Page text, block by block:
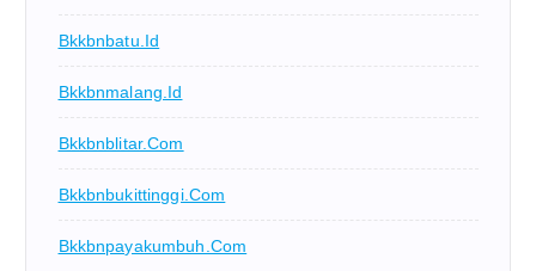
Bkkbnbatu.id
Bkkbnmalang.id
Bkkbnblitar.com
Bkkbnbukittinggi.com
Bkkbnpayakumbuh.com